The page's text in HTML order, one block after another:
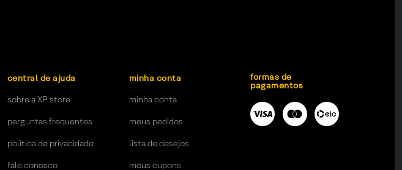
central de ajuda
sobre a XP store
perguntas frequentes
política de privacidade
fale conosco
minha conta
minha conta
meus pedidos
lista de desejos
meus cupons
formas de
pagamentos